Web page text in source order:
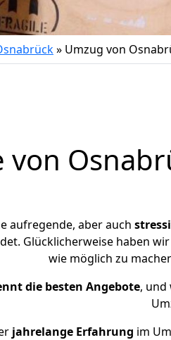
» Umzug von
von
aufregende, aber auch
Glücklicherweise haben
wie möglich zu
die besten Angebote, und
jahrelange Erfahrung im